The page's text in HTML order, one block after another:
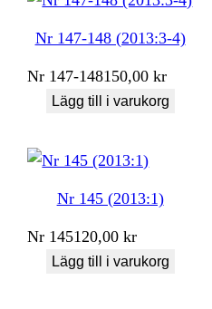
Nr 147-148 (2013:3-4)
Nr 147-148150,00kr
Lägg till i varukorg
Nr 145 (2013:1)
Nr 145120,00kr
Lägg till i varukorg